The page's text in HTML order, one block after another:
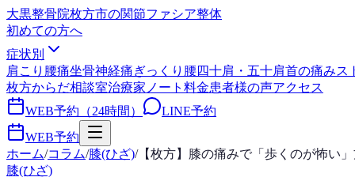
大黒整骨院枚方市の関節ファシア整体
初めての方へ
症状別
肩こり 腰痛坐骨神経痛ぎっくり腰四十肩・五十肩首の痛みス
枚方からだ相談室治療家ノート 料金患者様の声アクセス
WEB予約（24時間）
LINE予約
WEB予約
ホーム/コラム/膝(ひざ)/【枚方】膝の痛みで「歩くのが怖い
膝(ひざ)